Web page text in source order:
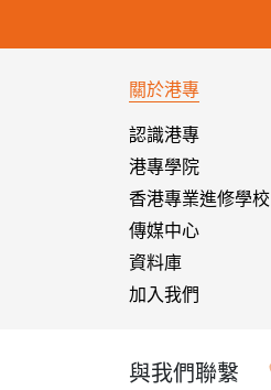
關於港專
認識港專
港專學院
香港專業進修學校
傳媒中心
資料庫
加入我們
與我們聯繫